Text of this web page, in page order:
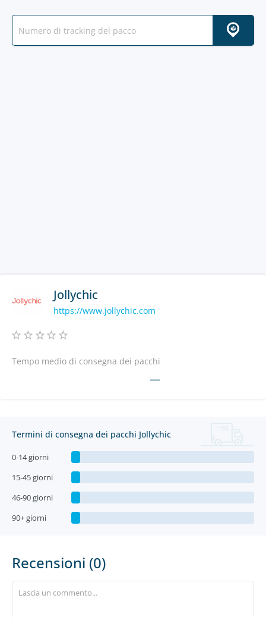
Jollychic
https://www.jollychic.com
Tempo medio di consegna dei pacchi
—
Termini di consegna dei pacchi Jollychic
0-14 giorni
15-45 giorni
46-90 giorni
90+ giorni
Recensioni (0)